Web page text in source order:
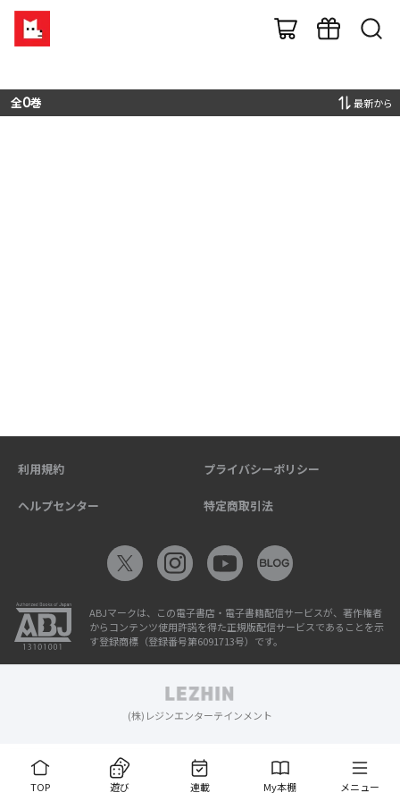
全0巻 最新から
TOP 遊び 連載 My本棚 メニュー
利用規約 プライバシーポリシー
ヘルプセンター 特定商取引法
ABJマークは、この電子書店・電子書籍配信サービスが、著作権者
からコンテンツ使用許諾を得た正規版配信サービスであることを示
す登録商標（登録番号第6091713号）です。
(株)レジンエンターテインメント